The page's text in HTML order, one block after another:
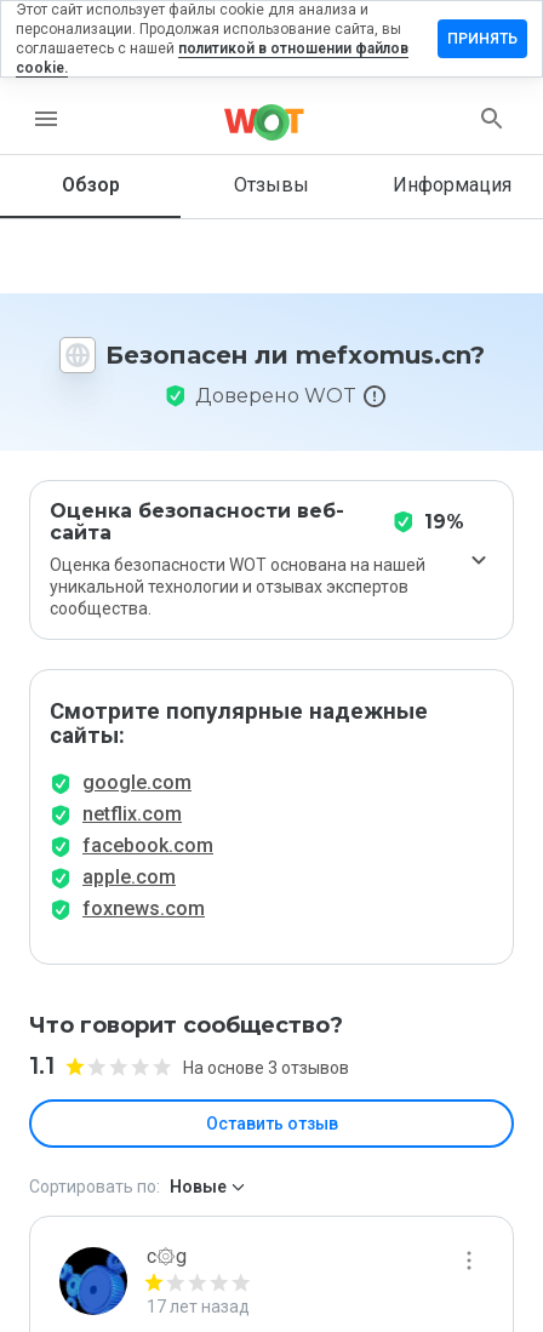
menu
Обзор Отзывы Информация
Безопасен ли mefxomus.cn?
Доверено WOT
Оценка безопасности веб-
сайта
19%
Оценка безопасности WOT основана на нашей
уникальной технологии и отзывах экспертов
сообщества.
Смотрите популярные надежные
сайты:
google.com
netflix.com
facebook.com
apple.com
foxnews.com
Что говорит сообщество?
1.1 На основе 3 отзывов
Оставить отзыв
на
Как бы
этот
1 до 5?
Сортировать по: Новые
c۞g
17 лет назад
Этот сайт использует файлы cookie для анализа и
персонализации. Продолжая использование сайта, вы
соглашаетесь с нашей политикой в отношении файлов
cookie.
ПРИНЯТЬ